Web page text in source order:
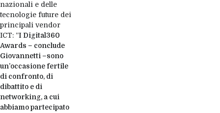
nazionali e delle
tecnologie future dei
principali vendor
ICT: “I Digital360
Awards – conclude
Giovannetti –sono
un’occasione fertile
di confronto, di
dibattito e di
networking, a cui
abbiamo partecipato